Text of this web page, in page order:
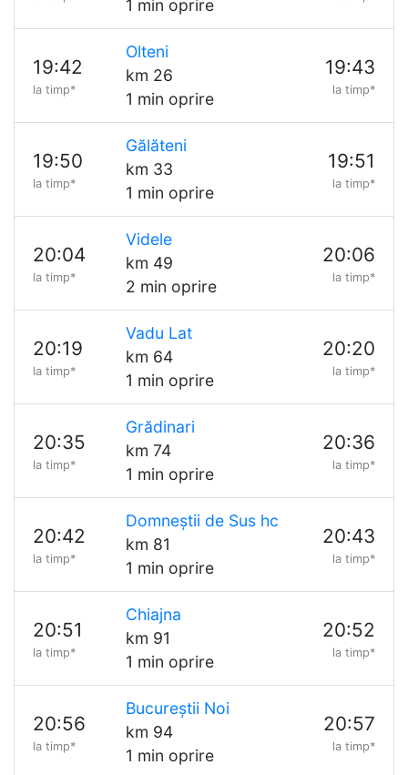
1 min oprire
19:42
la timp*
Olteni
km 26
1 min oprire
19:43
la timp*
19:50
la timp*
Gălăteni
km 33
1 min oprire
19:51
la timp*
20:04
la timp*
Videle
km 49
2 min oprire
20:06
la timp*
20:19
la timp*
Vadu Lat
km 64
1 min oprire
20:20
la timp*
20:35
la timp*
Grădinari
km 74
1 min oprire
20:36
la timp*
20:42
la timp*
Domneștii de Sus hc
km 81
1 min oprire
20:43
la timp*
20:51
la timp*
Chiajna
km 91
1 min oprire
20:52
la timp*
20:56
la timp*
Bucureștii Noi
km 94
1 min oprire
20:57
la timp*